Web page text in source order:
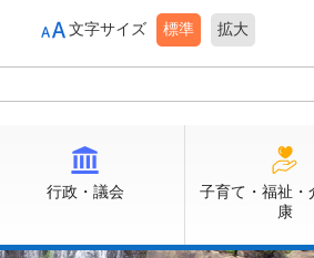
文字サイズ 標準 拡大
行政・議会
子育て・福祉・
康